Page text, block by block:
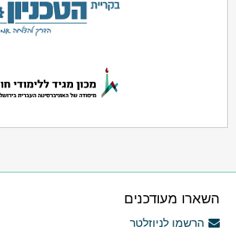
השארו מעודכנים
הרשמו לניוזלטר